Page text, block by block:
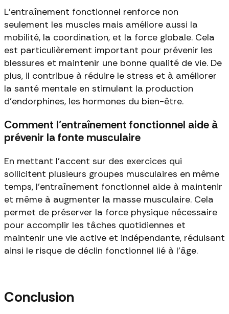
L’entraînement fonctionnel renforce non
seulement les muscles mais améliore aussi la
mobilité, la coordination, et la force globale. Cela
est particulièrement important pour prévenir les
blessures et maintenir une bonne qualité de vie. De
plus, il contribue à réduire le stress et à améliorer
la santé mentale en stimulant la production
d’endorphines, les hormones du bien-être.
Comment l’entraînement fonctionnel aide à
prévenir la fonte musculaire
En mettant l'accent sur des exercices qui
sollicitent plusieurs groupes musculaires en même
temps, l'entraînement fonctionnel aide à maintenir
et même à augmenter la masse musculaire. Cela
permet de préserver la force physique nécessaire
pour accomplir les tâches quotidiennes et
maintenir une vie active et indépendante, réduisant
ainsi le risque de déclin fonctionnel lié à l'âge.
Conclusion